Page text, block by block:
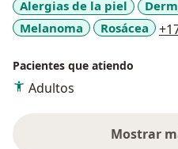
Alergias de la piel
Melanoma
Rosácea
Pacientes que atiendo
Adultos
Mostrar